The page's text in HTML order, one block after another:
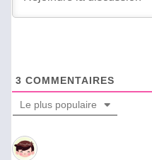
3 COMMENTAIRES
Le plus populaire